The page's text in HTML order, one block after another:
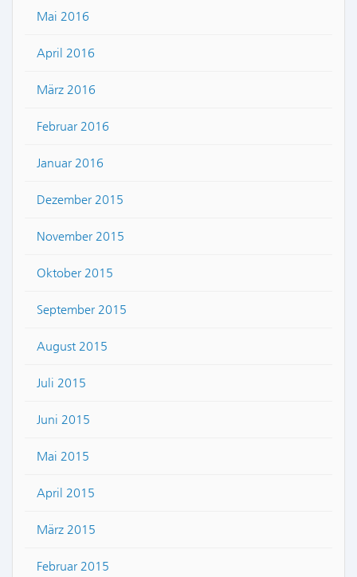
Mai 2016
April 2016
März 2016
Februar 2016
Januar 2016
Dezember 2015
November 2015
Oktober 2015
September 2015
August 2015
Juli 2015
Juni 2015
Mai 2015
April 2015
März 2015
Februar 2015